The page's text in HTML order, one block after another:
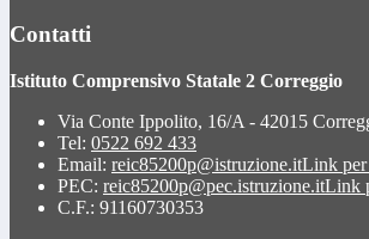
Contatti
Istituto Comprensivo Statale 2 Correggio
Via Conte Ippolito, 16/A - 42015
Tel: 0522 692 433
Email: reic85200p@istruzione.itLink per
PEC: reic85200p@pec.istruzione.itLink
C.F.: 91160730353